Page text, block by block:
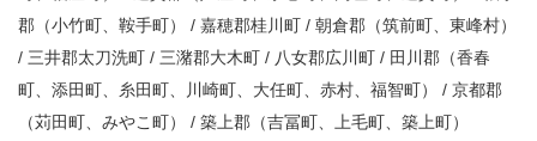
郡（小竹町、鞍手町） / 嘉穂郡桂川町 / 朝倉郡（筑前町、東峰村）
/ 三井郡太刀洗町 / 三潴郡大木町 / 八女郡広川町 / 田川郡（香春
町、添田町、糸田町、川崎町、大任町、赤村、福智町） / 京都郡
（苅田町、みやこ町） / 築上郡（吉冨町、上毛町、築上町）